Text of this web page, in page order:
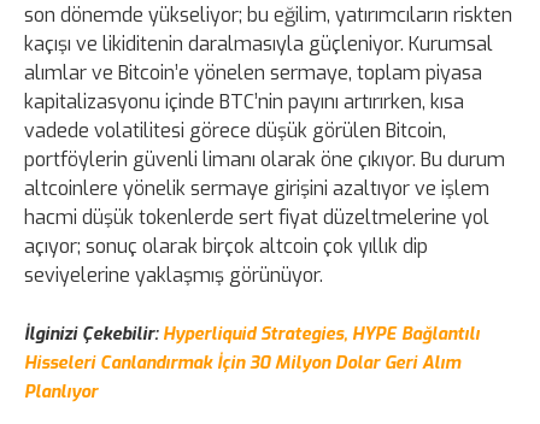
son dönemde yükseliyor; bu eğilim, yatırımcıların riskten
kaçışı ve likiditenin daralmasıyla güçleniyor. Kurumsal
alımlar ve Bitcoin’e yönelen sermaye, toplam piyasa
kapitalizasyonu içinde BTC’nin payını artırırken, kısa
vadede volatilitesi görece düşük görülen Bitcoin,
portföylerin güvenli limanı olarak öne çıkıyor. Bu durum
altcoinlere yönelik sermaye girişini azaltıyor ve işlem
hacmi düşük tokenlerde sert fiyat düzeltmelerine yol
açıyor; sonuç olarak birçok altcoin çok yıllık dip
seviyelerine yaklaşmış görünüyor.
İlginizi Çekebilir: Hyperliquid Strategies, HYPE Bağlantılı
Hisseleri Canlandırmak İçin 30 Milyon Dolar Geri Alım
Planlıyor